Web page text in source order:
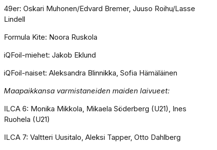
49er: Oskari Muhonen/Edvard Bremer, Juuso Roihu/Lasse
Lindell
Formula Kite: Noora Ruskola
iQFoil-miehet: Jakob Eklund
iQFoil-naiset: Aleksandra Blinnikka, Sofia Hämäläinen
Maapaikkansa varmistaneiden maiden laivueet:
ILCA 6: Monika Mikkola, Mikaela Söderberg (U21), Ines
Ruohela (U21)
ILCA 7: Valtteri Uusitalo, Aleksi Tapper, Otto Dahlberg